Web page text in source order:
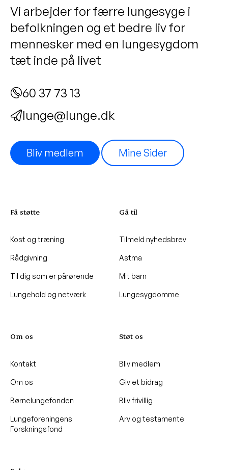
Vi arbejder for færre lungesyge i
befolkningen og et bedre liv for
mennesker med en lungesygdom
tæt inde på livet
60 37 73 13
lunge@lunge.dk
Bliv medlem Mine Sider
Få støtte
Kost og træning
Rådgivning
Til dig som er pårørende
Lungehold og netværk
Gå til
Tilmeld nyhedsbrev
Astma
Mit barn
Lungesygdomme
Om os
Kontakt
Om os
Børnelungefonden
Lungeforeningens
Forskningsfond
Støt os
Bliv medlem
Giv et bidrag
Bliv frivillig
Arv og testamente